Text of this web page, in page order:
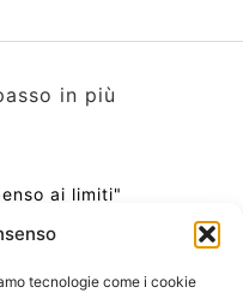
tecnologie come i cookie
in più
ai limiti"